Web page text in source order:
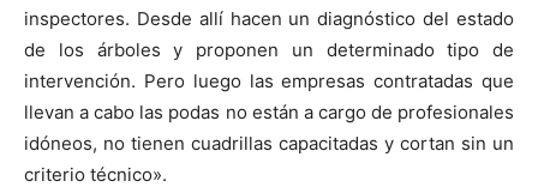
inspectores. Desde allí hacen un diagnóstico del estado
de los árboles y proponen un determinado tipo de
intervención. Pero luego las empresas contratadas que
llevan a cabo las podas no están a cargo de profesionales
idóneos, no tienen cuadrillas capacitadas y cortan sin un
criterio técnico».